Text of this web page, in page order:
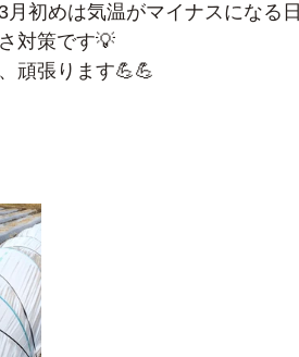
初めは気温がマイナスになる日
対策です💡
頑張ります💪💪